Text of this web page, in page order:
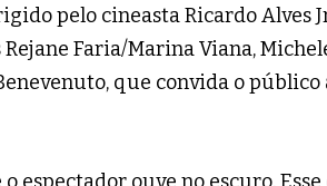
pelo cineasta Ricardo Alves
Faria/Marina Viana,
que convida o público